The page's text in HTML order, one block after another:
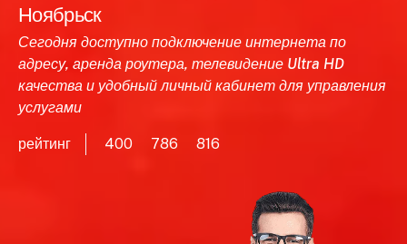
Ноябрьск
Сегодня доступно подключение интернета по
адресу, аренда роутера, телевидение Ultra HD
качества и удобный личный кабинет для управления
услугами
рейтинг 400 786 816